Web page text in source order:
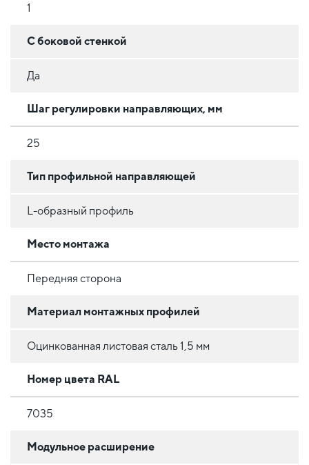
1
С боковой стенкой
Да
Шаг регулировки направляющих, мм
25
Тип профильной направляющей
L-образный профиль
Место монтажа
Передняя сторона
Материал монтажных профилей
Оцинкованная листовая сталь 1,5 мм
Номер цвета RAL
7035
Модульное расширение